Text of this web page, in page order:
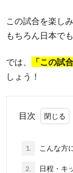
この試合を楽し
もちろん日本で
では、 「この試
しょう！
目次
1. こんな方
2. 日程・キ